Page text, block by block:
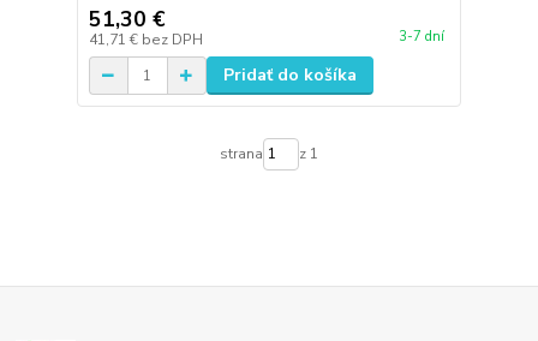
51,30 €
41,71 € bez DPH 3-7 dní
Pridať do košíka
strana z 1